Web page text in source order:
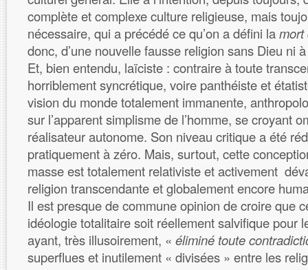
complète et complexe culture religieuse, mais
nécessaire, qui a précédé ce qu’on a défini lamort
donc, d’une nouvelle fausse religion sans Dieu ni
Et, bien entendu, laïciste : contraire à toute
horriblement syncrétique, voire panthéiste et
vision du monde totalement immanente,
sur l’apparent simplisme de l’homme, se croyant
réalisateur autonome. Son niveau critique a été
pratiquement à zéro. Mais, surtout, cette
masse est totalement relativiste et activement
religion transcendante et globalement encore
Il est presque de commune opinion de croire que
idéologie totalitaire soit réellement salvifique pour
ayant, très illusoirement, « éliminé toute
superflues et inutilement « divisées » entre les